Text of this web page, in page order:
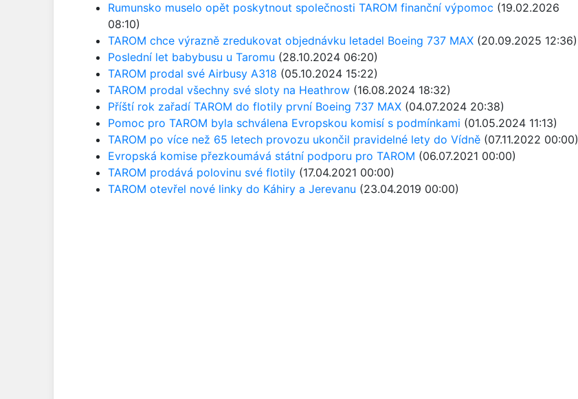
Rumunsko muselo opět poskytnout společnosti TAROM finanční výpomoc (19.02.2026
08:10)
TAROM chce výrazně zredukovat objednávku letadel Boeing 737 MAX (20.09.2025 12:36)
Poslední let babybusu u Taromu (28.10.2024 06:20)
TAROM prodal své Airbusy A318 (05.10.2024 15:22)
TAROM prodal všechny své sloty na Heathrow (16.08.2024 18:32)
Příští rok zařadí TAROM do flotily první Boeing 737 MAX (04.07.2024 20:38)
Pomoc pro TAROM byla schválena Evropskou komisí s podmínkami (01.05.2024 11:13)
TAROM po více než 65 letech provozu ukončil pravidelné lety do Vídně (07.11.2022 00:00)
Evropská komise přezkoumává státní podporu pro TAROM (06.07.2021 00:00)
TAROM prodává polovinu své flotily (17.04.2021 00:00)
TAROM otevřel nové linky do Káhiry a Jerevanu (23.04.2019 00:00)